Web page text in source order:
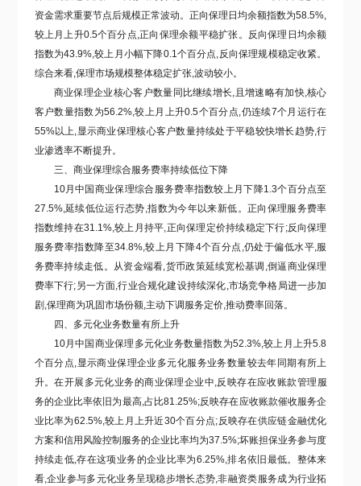
资金需求重要节点后规模正常波动。正向保理日均余额指数为58.5%,
较上月上升0.5个百分点,正向保理余额平稳扩张。反向保理日均余额
指数为43.9%,较上月小幅下降0.1个百分点,反向保理规模稳定收紧。
综合来看,保理市场规模整体稳定扩张,波动较小。
商业保理企业核心客户数量同比继续增长,且增速略有加快,核心
客户数量指数为56.2%,较上月上升0.5个百分点,仍连续7个月运行在
55%以上,显示商业保理核心客户数量持续处于平稳较快增长趋势,行
业渗透率不断提升。
三、商业保理综合服务费率持续低位下降
10月中国商业保理综合服务费率指数较上月下降1.3个百分点至
27.5%,延续低位运行态势,指数为今年以来新低。正向保理服务费率
指数维持在31.1%,较上月 持平,正向保理定价持续稳定下行;反向保理
服务费率指数降至34.8%,较上月 下降4个百分点,仍处于偏低水平,服
务费率持续走低。 从资金端看,货币政策延续宽松基调,倒逼商业保理
费率下行;另一方面,行业合规化建设持续深化,市场竞争格局进一步加
剧,保理商为巩固市场份额,主动下调服务定价,推动费率回落。
四、
多元化业务数量有所上升
10月中国商业保理多元化业务数量指数为52.3%,较上月上升5.8
个百分点,显示商业保理企业多元化服务业务数量较去年同期有所上
升。在开展多元化业务的商业保理企业中,反映存在应收账款管理 服
务的企业比率依旧为最高,占比81.25%;反映存在应收账款催收服务企
业比率为62.5%,较上月上升近30个百分点;反映存在供应链金融优化
方案和信用风险控制服务的企业比率均为37.5%;坏账担保业务参与度
持续走低,存在这项业务的企业比率为6.25%,排名依旧最低。整体来
看,企业参与多元化业务呈现稳步增长态势,非融资类服务成为行业拓